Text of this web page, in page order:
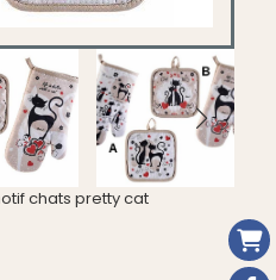
chats pretty cat